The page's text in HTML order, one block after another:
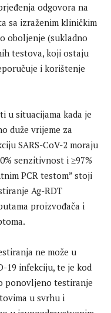
odgovora na
sa izraženim kliničkim
oboljenje (sukladno
testova, koji ostaju
i korištenje
u situacijama kada je
duže vrijeme za
SARS-CoV-2 moraju
senzitivnost i ≥97%
PCR testom” stoji
Ag-RDT
proizvođača i
ne može u
19 infekciju, te je kod
ponovljeno testiranje
u svrhu i